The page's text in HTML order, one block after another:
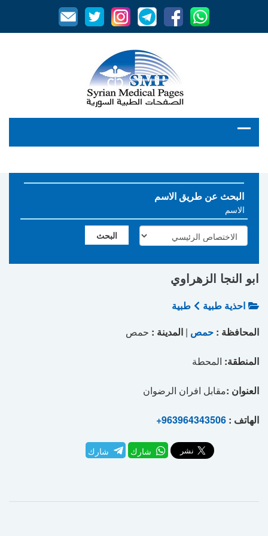
البحث عن طريق الاسم
ابو النجا الزهراوي
احذية طبية
طبية
المحافظة : حمص | المدينة : حمص
المنطقة: المحطة
العنوان :مقابل افران الرضوان
الهاتف : +963964343506
شارك شارك